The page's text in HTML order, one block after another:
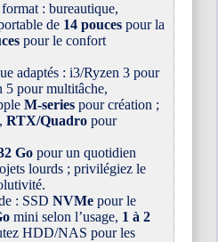
: bureautique,
de 14 pouces pour la
pour le confort
adaptés : i3/Ryzen 3 pour
5 pour multitâche,
M-series pour création ;
RTX/Quadro pour
Go pour un quotidien
lourds ; privilégiez le
: SSD NVMe pour le
mini selon l’usage, 1 à 2
HDD/NAS pour les